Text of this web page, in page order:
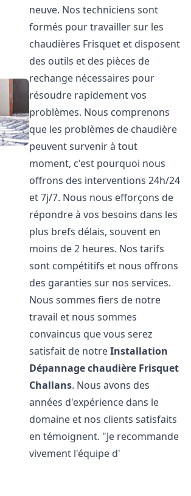
neuve. Nos techniciens sont
formés pour travailler sur les
chaudières Frisquet et disposent
des outils et des pièces de
rechange nécessaires pour
résoudre rapidement vos
problèmes. Nous comprenons
que les problèmes de chaudière
peuvent survenir à tout
moment, c'est pourquoi nous
offrons des interventions 24h/24
et 7j/7. Nous nous efforçons de
répondre à vos besoins dans les
plus brefs délais, souvent en
moins de 2 heures. Nos tarifs
sont compétitifs et nous offrons
des garanties sur nos services.
Nous sommes fiers de notre
travail et nous sommes
convaincus que vous serez
satisfait de notreInstallation
Dépannage chaudière Frisquet
Challans. Nous avons des
années d'expérience dans le
domaine et nos clients satisfaits
en témoignent. "Je recommande
vivement l'équipe d'